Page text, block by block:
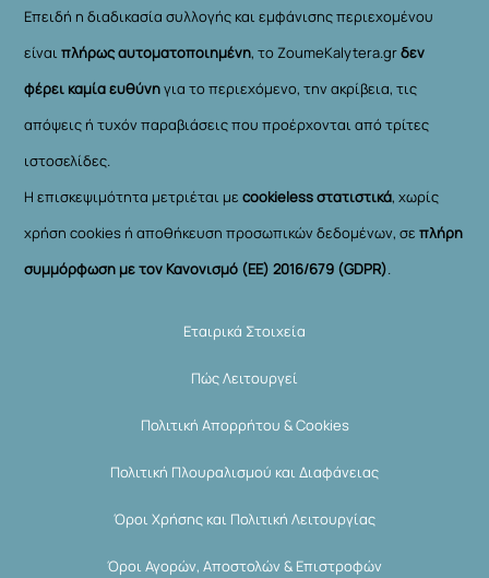
Επειδή η διαδικασία συλλογής και εμφάνισης περιεχομένου
είναιπλήρως αυτοματοποιημένη, το ZoumeKalytera.grδεν
φέρει καμία ευθύνηγια το περιεχόμενο, την ακρίβεια, τις
απόψεις ή τυχόν παραβιάσεις που προέρχονται από τρίτες
ιστοσελίδες.
Η επισκεψιμότητα μετριέται μεcookieless στατιστικά, χωρίς
χρήση cookies ή αποθήκευση προσωπικών δεδομένων, σεπλήρη
συμμόρφωση με τον Κανονισμό (ΕΕ) 2016/679 (GDPR).
Εταιρικά Στοιχεία
Πώς Λειτουργεί
Πολιτική Απορρήτου & Cookies
Πολιτική Πλουραλισμού και Διαφάνειας
Όροι Χρήσης και Πολιτική Λειτουργίας
Όροι Αγορών, Αποστολών & Επιστροφών